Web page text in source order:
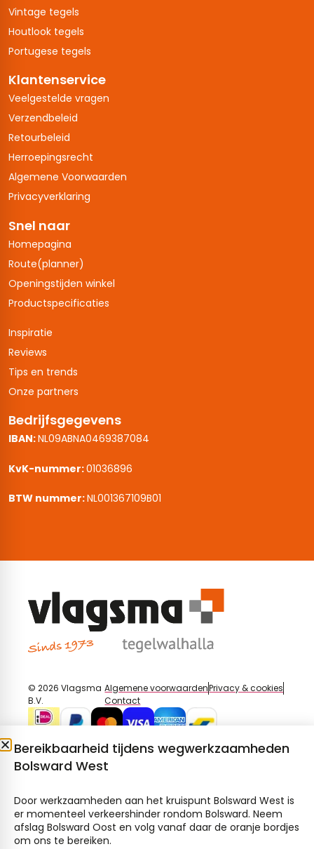
Vintage tegels
Houtlook tegels
Portugese tegels
Klantenservice
Veelgestelde vragen
Verzendbeleid
Retourbeleid
Herroepingsrecht
Algemene Voorwaarden
Privacyverklaring
Snel naar
Homepagina
Route(planner)
Openingstijden winkel
Productspecificaties
Inspiratie
Reviews
Tips en trends
Onze partners
Bedrijfsgegevens
IBAN:NL09ABNA0469387084
KvK-nummer:01036896
BTW nummer:NL001367109B01
© 2026 Vlagsma
B.V.
Algemene voorwaardenPrivacy & cookies
Contact
Bereikbaarheid tijdens wegwerkzaamheden
Bolsward West
Door werkzaamheden aan het kruispunt Bolsward West is
er momenteel verkeershinder rondom Bolsward. Neem
afslag Bolsward Oost en volg vanaf daar de oranje bordjes
om ons te bereiken.